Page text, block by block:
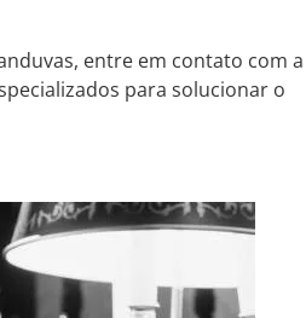
entre em contato com a
para solucionar o